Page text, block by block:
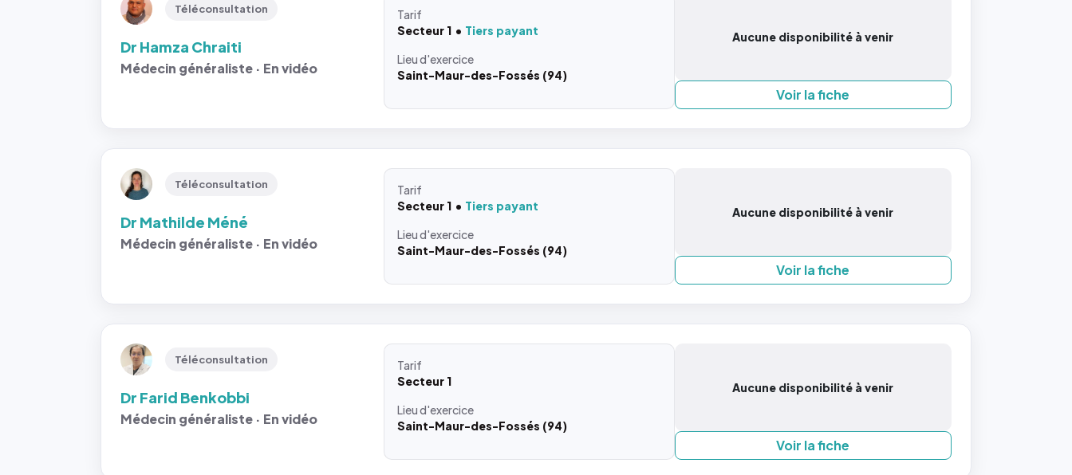
Téléconsultation
Dr Hamza Chraiti
Médecin généraliste · En vidéo
Tarif
Secteur 1
Tiers payant
Lieud'exercice
Saint-Maur-des-Fossés (94)
Aucune disponibilité à venir
Voir la fiche
Téléconsultation
Dr Mathilde Méné
Médecin généraliste · En vidéo
Tarif
Secteur 1
Tiers payant
Lieud'exercice
Saint-Maur-des-Fossés (94)
Aucune disponibilité à venir
Voir la fiche
Téléconsultation
Dr Farid Benkobbi
Médecin généraliste · En vidéo
Tarif
Secteur 1
Lieud'exercice
Saint-Maur-des-Fossés (94)
Aucune disponibilité à venir
Voir la fiche